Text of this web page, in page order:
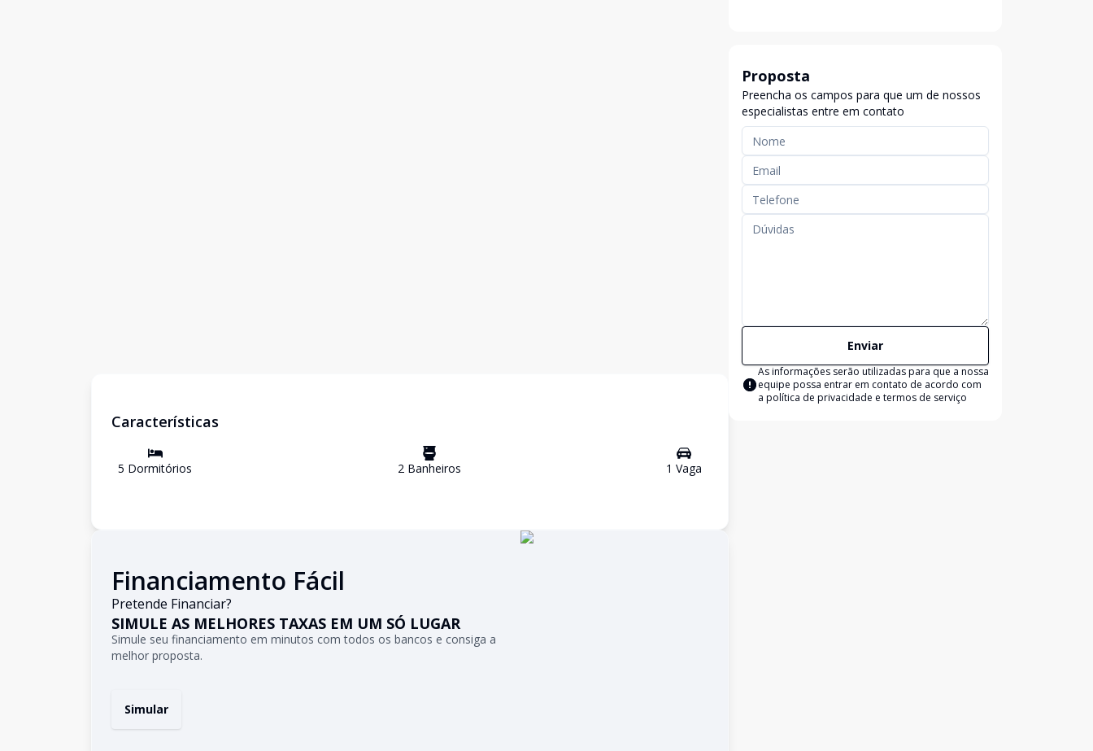
Características
5 Dormitórios 2Banheiros 1 Vaga
Financiamento Fácil
Pretende Financiar?
SIMULE AS MELHORES TAXAS EM UM SÓ LUGAR
Simule seu financiamento em minutos com todos os bancos e consiga a
melhor proposta.
Simular
Proposta
Preencha os campos para que um de nossos
especialistas entre em contato
Enviar
As informações serão utilizadas para que a nossa
equipe possa entrar em contato de acordo com
a política de privacidade e termos de serviço